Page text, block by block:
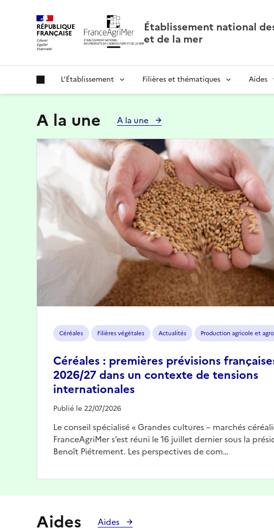
RÉPUBLIQUE
FRANÇAISE
Établissement national
et de la mer
L'Établissement Filières et thématiques Aides
A la une A la une
Céréales Filières végétales Actualités Production agricole et
Céréales : premières prévisions
2026/27 dans un contexte de tensions
internationales
Publié le 22/07/2026
Le conseil spécialisé « Grandes cultures – marchés
FranceAgriMer s’est réuni le 16 juillet dernier sous la
Benoît Piétrement. Les perspectives de com…
Image
Aides Aides